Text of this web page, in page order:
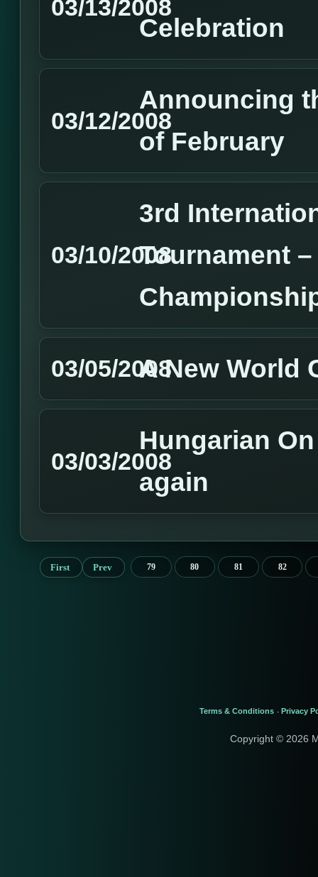
03/13/2008
Celebration
03/12/2008
Announcing
of February
03/10/2008
3rd
Tournament
03/05/2008A New World
03/03/2008
Hungarian
again
First Prev 79 80 81 82
Terms & Conditions - Privacy
Copyright © 2026